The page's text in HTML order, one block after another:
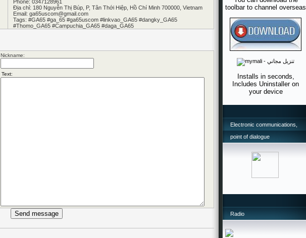
Phone: 0347128961
Địa chỉ: 180 Nguyễn Thị Búp, P, Tân Thới Hiệp, Hồ Chí Minh 700000, Vietnam
Email: ga65uscom@gmail.com
Tags: #GA65 #ga_65 #ga65uscom #linkvao_GA65 #dangky_GA65
#Thomo_GA65 #Campuchia_GA65 #daga_GA65
Nickname:
toolbar to channel overseas
Installs in seconds,
Includes Uninstaller on
your device
Electronic communications,
point of dialogue
Radio